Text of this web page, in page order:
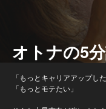
オトナの5
「もっとキャリアアップし
「もっとモテたい」